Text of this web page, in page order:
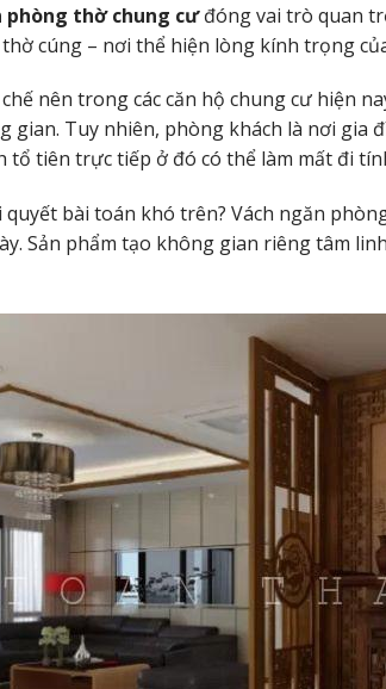
phòng thờ chung cưđóng vai trò quan
cúng – nơi thể hiện lòng kính trọng
nên trong các căn hộ chung cư hiện
gian. Tuy nhiên, phòng khách là nơi gia
tổ tiên trực tiếp ở đó có thể làm mất đi
quyết bài toán khó trên? Vách ngăn
Sản phẩm tạo không gian riêng tâm